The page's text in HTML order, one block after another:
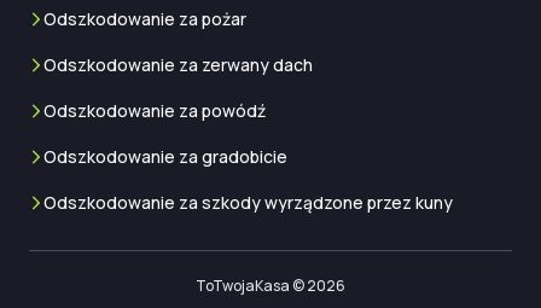
Odszkodowanie za pożar
Odszkodowanie za zerwany dach
Odszkodowanie za powódź
Odszkodowanie za gradobicie
Odszkodowanie za szkody wyrządzone przez kuny
ToTwojaKasa © 2026